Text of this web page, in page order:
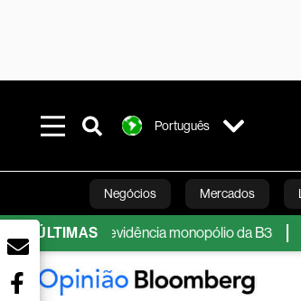
Português
Negócios Mercados
Línea Studios Podcasts
ÚLTIMAS
em evidência monopólio da B3 Ibovespa